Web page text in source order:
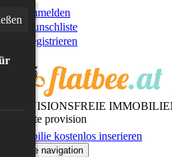
Anmelden
Wunschliste
Registrieren
PROVISIONSFREIE
gesamte provision
Immobilie kostenlos inserieren
Toggle navigation